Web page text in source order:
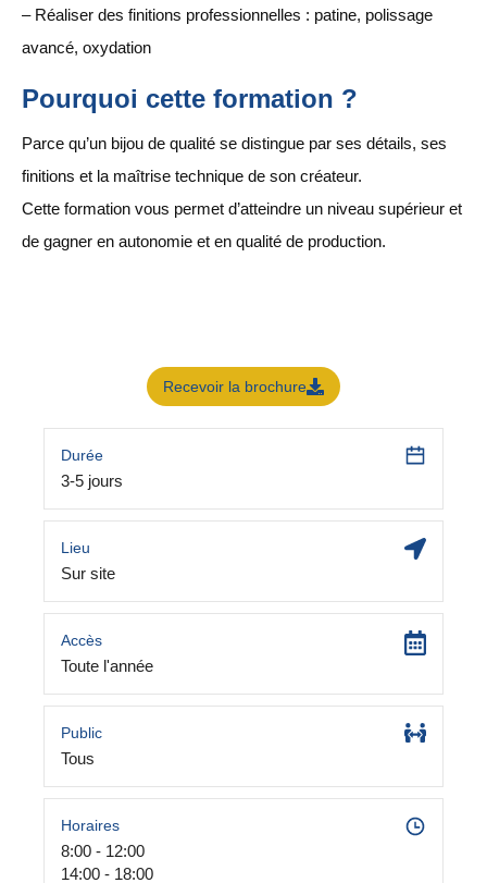
– Réaliser des finitions professionnelles : patine, polissage
avancé, oxydation
Pourquoi cette formation ?
Parce qu’un bijou de qualité se distingue par ses détails, ses
finitions et la maîtrise technique de son créateur.
Cette formation vous permet d’atteindre un niveau supérieur et
de gagner en autonomie et en qualité de production.
Recevoir la brochure
Durée
3-5 jours
Lieu
Sur site
Accès
Toute l'année
Public
Tous
Horaires
8:00 - 12:00
14:00 - 18:00